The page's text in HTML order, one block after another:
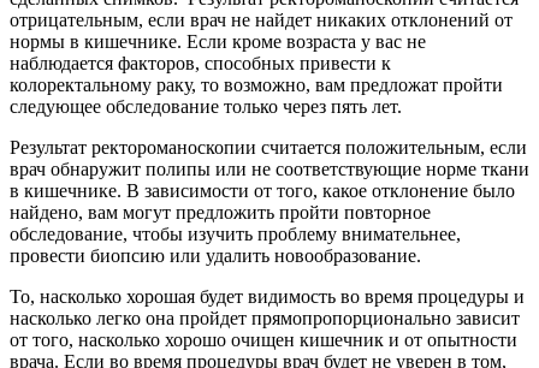
отрицательным, если врач не найдет никаких отклонений от
нормы в кишечнике. Если кроме возраста у вас не
наблюдается факторов, способных привести к
колоректальному раку, то возможно, вам предложат пройти
следующее обследование только через пять лет.
Результат ректороманоскопии считается положительным, если
врач обнаружит полипы или не соответствующие норме ткани
в кишечнике. В зависимости от того, какое отклонение было
найдено, вам могут предложить пройти повторное
обследование, чтобы изучить проблему внимательнее,
провести биопсию или удалить новообразование.
То, насколько хорошая будет видимость во время процедуры и
насколько легко она пройдет прямопропорционально зависит
от того, насколько хорошо очищен кишечник и от опытности
врача. Если во время процедуры врач будет не уверен в том,